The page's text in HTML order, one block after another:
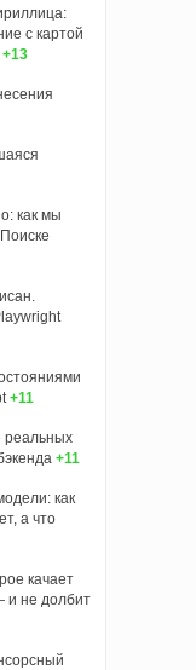
с картой
+13
как мы
+11
реальных
+11
как
а что
качает
и не долбит